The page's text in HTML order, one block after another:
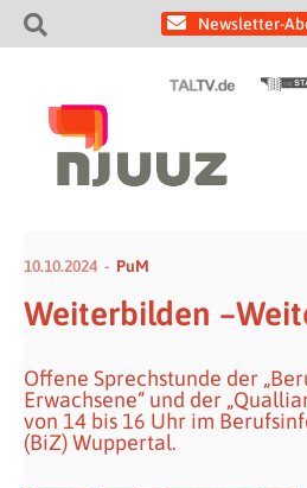
Newsletter-
10.10.2024 PuM
Weiterbilden
Offene Sprechstunde der
Erwachsene“ und der
von 14 bis 16 Uhr im
(BiZ) Wuppertal.